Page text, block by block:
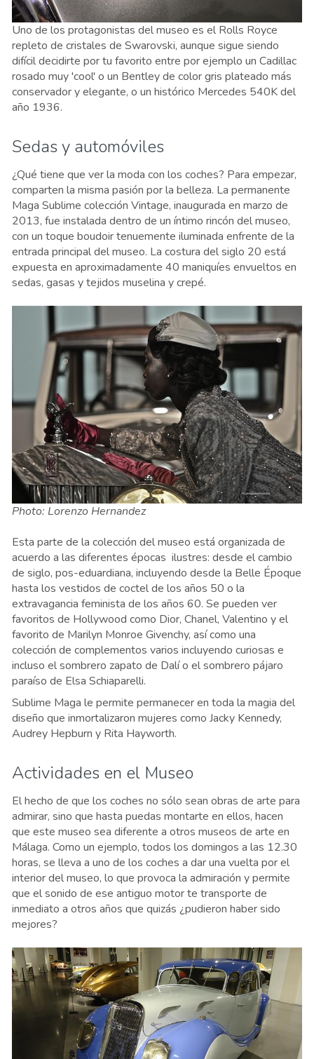
Uno de los protagonistas del museo es el Rolls Royce
repleto de cristales de Swarovski, aunque sigue siendo
difícil decidirte por tu favorito entre por ejemplo un Cadillac
rosado muy 'cool' o un Bentley de color gris plateado más
conservador y elegante, o un histórico Mercedes 540K del
año 1936.
Sedas y automóviles
¿Qué tiene que ver la moda con los coches? Para empezar,
comparten la misma pasión por la belleza. La permanente
Maga Sublime colección Vintage, inaugurada en marzo de
2013, fue instalada dentro de un íntimo rincón del museo,
con un toque boudoir tenuemente iluminada enfrente de la
entrada principal del museo. La costura del siglo 20 está
expuesta en aproximadamente 40 maniquíes envueltos en
sedas, gasas y tejidos muselina y crepé.
Photo: Lorenzo Hernandez
Esta parte de la colección del museo está organizada de
acuerdo a las diferentes épocas ilustres: desde el cambio
de siglo, pos-eduardiana, incluyendo desde la Belle Époque
hasta los vestidos de coctel de los años 50 o la
extravagancia feminista de los años 60. Se pueden ver
favoritos de Hollywood como Dior, Chanel, Valentino y el
favorito de Marilyn Monroe Givenchy, así como una
colección de complementos varios incluyendo curiosas e
incluso el sombrero zapato de Dalí o el sombrero pájaro
paraíso de Elsa Schiaparelli.
Sublime Maga le permite permanecer en toda la magia del
diseño que inmortalizaron mujeres como Jacky Kennedy,
Audrey Hepburn y Rita Hayworth.
Actividades en el Museo
El hecho de que los coches no sólo sean obras de arte para
admirar, sino que hasta puedas montarte en ellos, hacen
que este museo sea diferente a otros museos de arte en
Málaga. Como un ejemplo, todos los domingos a las 12.30
horas, se lleva a uno de los coches a dar una vuelta por el
interior del museo, lo que provoca la admiración y permite
que el sonido de ese antiguo motor te transporte de
inmediato a otros años que quizás ¿pudieron haber sido
mejores?